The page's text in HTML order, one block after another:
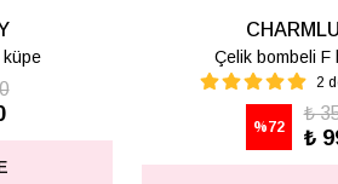
lüpe Çelik bombeli S
%72
₺
₺
SEPETE